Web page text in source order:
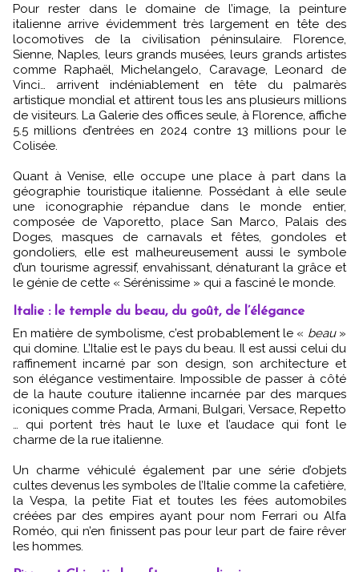
Pour rester dans le domaine de l’image, la peinture
italienne arrive évidemment très largement en tête des
locomotives de la civilisation péninsulaire. Florence,
Sienne, Naples, leurs grands musées, leurs grands artistes
comme Raphaël, Michelangelo, Caravage, Leonard de
Vinci… arrivent indéniablement en tête du palmarès
artistique mondial et attirent tous les ans plusieurs millions
de visiteurs. La Galerie des offices seule, à Florence, affiche
5.5 millions d’entrées en 2024 contre 13 millions pour le
Colisée.
Quant à Venise, elle occupe une place à part dans la
géographie touristique italienne. Possédant à elle seule
une iconographie répandue dans le monde entier,
composée de Vaporetto, place San Marco, Palais des
Doges, masques de carnavals et fêtes, gondoles et
gondoliers, elle est malheureusement aussi le symbole
d’un tourisme agressif, envahissant, dénaturant la grâce et
le génie de cette « Sérénissime » qui a fasciné le monde.
Italie : le temple du beau, du goût, de l’élégance
En matière de symbolisme, c’est probablement le « beau»
qui domine. L’Italie est le pays du beau. Il est aussi celui du
raffinement incarné par son design, son architecture et
son élégance vestimentaire. Impossible de passer à côté
de la haute couture italienne incarnée par des marques
iconiques comme Prada, Armani, Bulgari, Versace, Repetto
… qui portent très haut le luxe et l’audace qui font le
charme de la rue italienne.
Un charme véhiculé également par une série d’objets
cultes devenus les symboles de l’Italie comme la cafetière,
la Vespa, la petite Fiat et toutes les fées automobiles
créées par des empires ayant pour nom Ferrari ou Alfa
Roméo, qui n’en finissent pas pour leur part de faire rêver
les hommes.